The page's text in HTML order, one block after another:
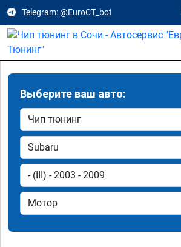
Telegram: @EuroCT_bot
Выберите ваш авто: